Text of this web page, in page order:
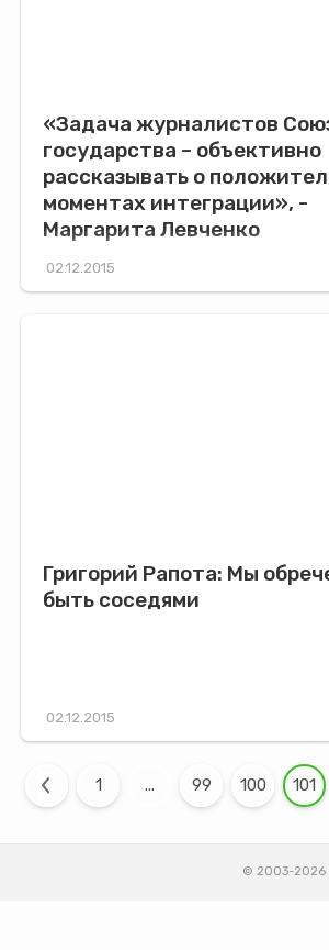
«Задача журналистов
государства – объективно
рассказывать о
моментах интеграции», -
Маргарита Левченко
02.12.2015
Григорий Рапота: Мы
быть соседями
02.12.2015
1 ... 99 100 101
© 2003-2026